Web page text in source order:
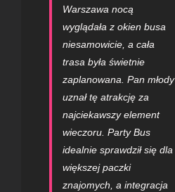
Warszawa nocą
wyglądała z okien busa
niesamowicie, a cała
trasa była świetnie
zaplanowana. Pan młody
uznał tę atrakcję za
najciekawszy element
wieczoru. Party Bus
idealnie sprawdził się dla
większej paczki
znajomych, a integracja